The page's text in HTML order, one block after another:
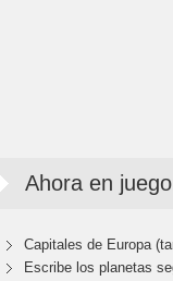
Ahora en
Capitales de Europa
Escribe los planetas